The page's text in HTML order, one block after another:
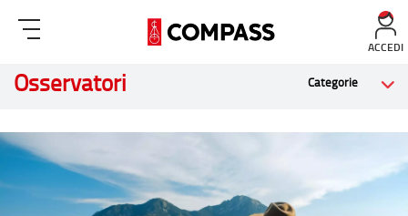
ACCEDI
Osservatori Categorie